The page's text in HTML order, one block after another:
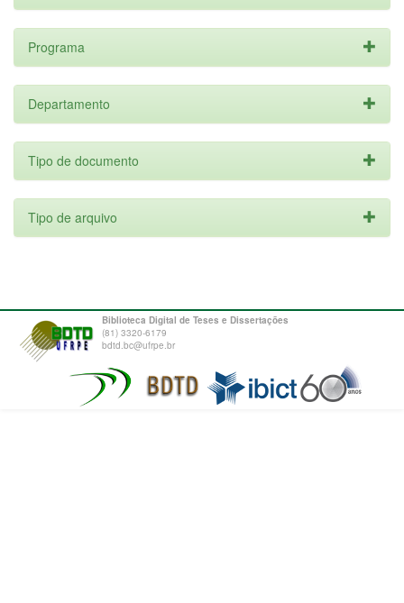
Programa
Departamento
Tipo de documento
Tipo de arquivo
Biblioteca Digital de Teses e Dissertações
(81) 3320-6179
bdtd.bc@ufrpe.br